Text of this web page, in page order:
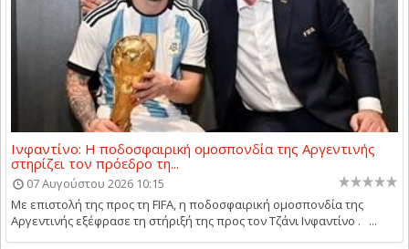
Ινφαντίνο: Η ποδοσφαιρική ομοσπονδία της Αργεντινής
στηρίζει τον πρόεδρο τη...
07 Αυγούστου 2026 10:15
Με επιστολή της προς τη FIFA, η ποδοσφαιρική ομοσπονδία της
Αργεντινής εξέφρασε τη στήριξή της προς τον Τζάνι Ινφαντίνο . ...